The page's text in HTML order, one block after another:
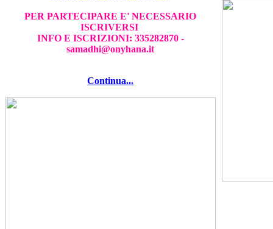
PER PARTECIPARE E' NECESSARIO
ISCRIVERSI
INFO E ISCRIZIONI: 335282870 -
samadhi@onyhana.it
Continua...